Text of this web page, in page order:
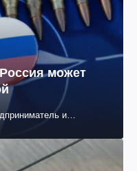
может
и